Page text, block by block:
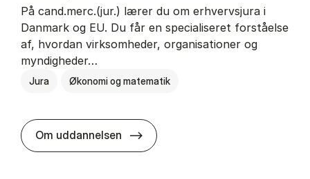
På cand.merc.(jur.) lærer du om erhvervsjura i
Danmark og EU. Du får en specialiseret forståelse
af, hvordan virksomheder, organisationer og
myndigheder…
Jura Økonomi og matematik
Om uddannelsen Cand.merc.(jur.) -